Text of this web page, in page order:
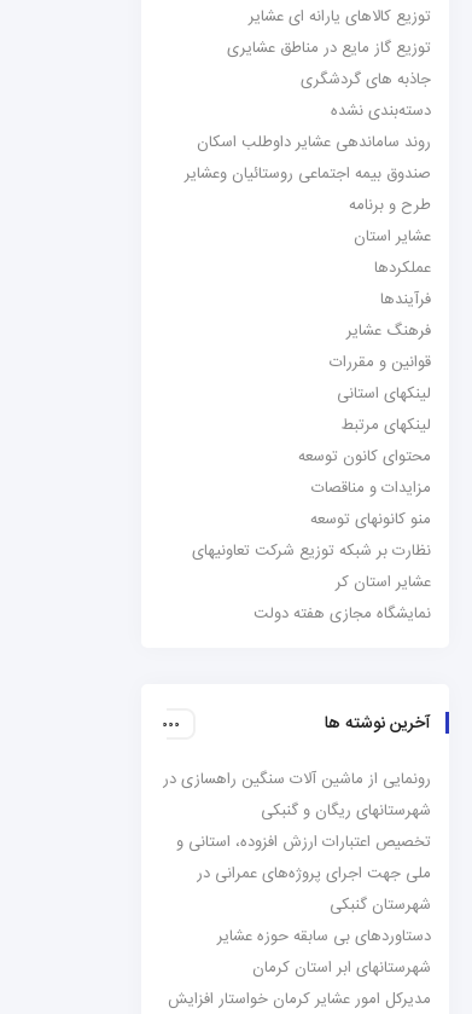
توزیع کالاهای یارانه ای عشایر
توزیع گاز مایع در مناطق عشایری
جاذبه های گردشگری
دسته‌بندی نشده
روند ساماندهی عشایر داوطلب اسکان
صندوق بیمه اجتماعی روستائیان وعشایر
طرح و برنامه
عشایر استان
عملکردها
فرآیندها
فرهنگ عشایر
قوانین و مقررات
لینکهای استانی
لینکهای مرتبط
محتوای کانون توسعه
مزایدات و مناقصات
منو کانونهای توسعه
نظارت بر شبکه توزیع شرکت تعاونیهای
عشایر استان کر
نمایشگاه مجازی هفته دولت
آخرین نوشته ها
رونمایی از ماشین آلات سنگین راهسازی در
شهرستانهای ریگان و گنبکی
تخصیص اعتبارات ارزش افزوده، استانی و
ملی جهت اجرای پروژه‌های عمرانی در
شهرستان گنبکی
دستاوردهای بی سابقه حوزه عشایر
شهرستانهای ابر استان کرمان
مدیرکل امور عشایر کرمان خواستار افزایش